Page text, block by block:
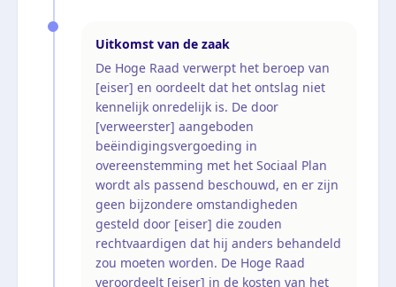
Uitkomst van de zaak
De Hoge Raad verwerpt het beroep van
[eiser] en oordeelt dat het ontslag niet
kennelijk onredelijk is. De door
[verweerster] aangeboden
beëindigingsvergoeding in
overeenstemming met het Sociaal Plan
wordt als passend beschouwd, en er zijn
geen bijzondere omstandigheden
gesteld door [eiser] die zouden
rechtvaardigen dat hij anders behandeld
zou moeten worden. De Hoge Raad
veroordeelt [eiser] in de kosten van het